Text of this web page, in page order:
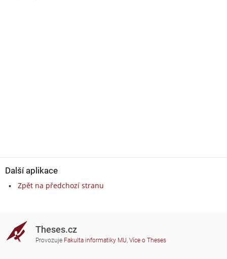
Další aplikace
Zpět na předchozí stranu
Theses.cz
Provozuje Fakulta informatiky MU, Více o Theses